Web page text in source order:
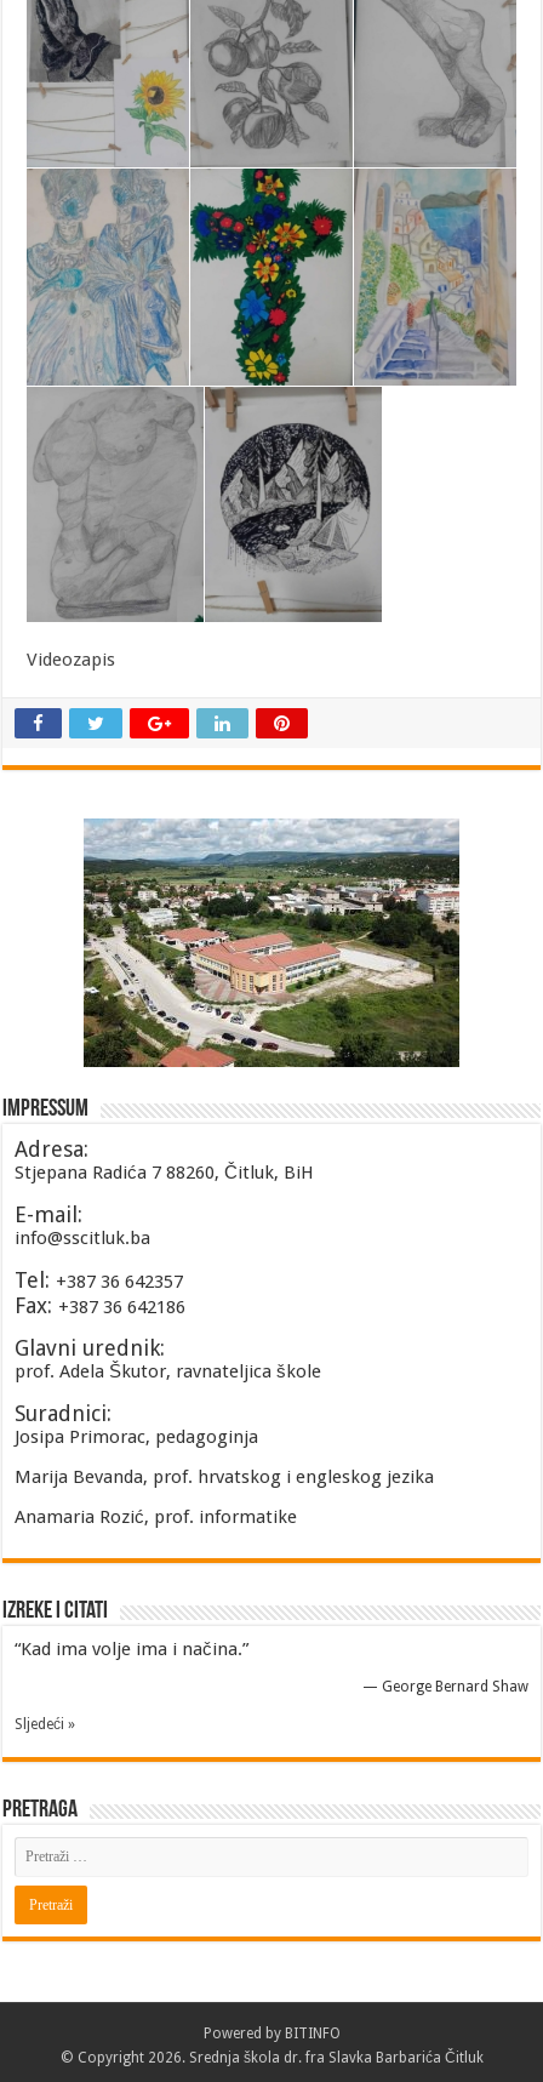
Videozapis
Impressum
Adresa:
Stjepana Radića 7 88260, Čitluk, BiH
E-mail:
info@sscitluk.ba
Tel: +387 36 642357
Fax: +387 36 642186
Glavni urednik:
prof. Adela Škutor, ravnateljica škole
Suradnici:
Josipa Primorac, pedagoginja
Marija Bevanda, prof. hrvatskog i engleskog jezika
Anamaria Rozić, prof. informatike
Izreke i Citati
“Kad ima volje ima i načina.”
— George Bernard Shaw
Sljedeći »
Pretraga
Powered by BITINFO
© Copyright 2026. Srednja škola dr. fra Slavka Barbarića Čitluk